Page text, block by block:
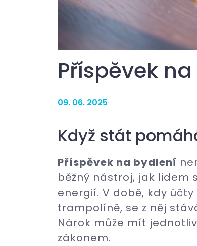
Příspěvek
09. 06. 2025
Když stát
Příspěvek na bydlení
běžný nástroj, jak lidem
energií. V době, kdy
trampolíně, se z něj
Nárok může mít
zákonem.